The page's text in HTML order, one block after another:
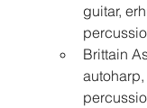
guitar,
Brittain